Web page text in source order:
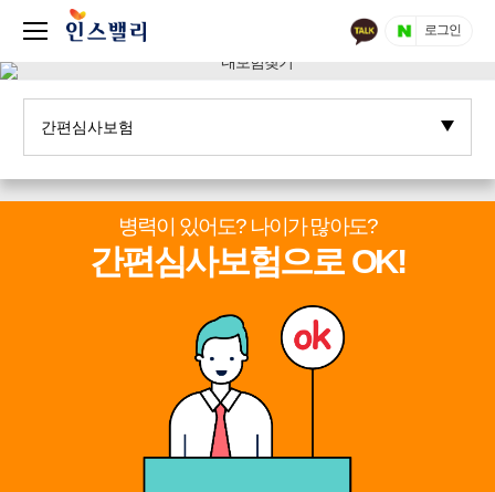
로그인
병력이 있어도? 나이가 많아도?
간편심사보험으로 OK!